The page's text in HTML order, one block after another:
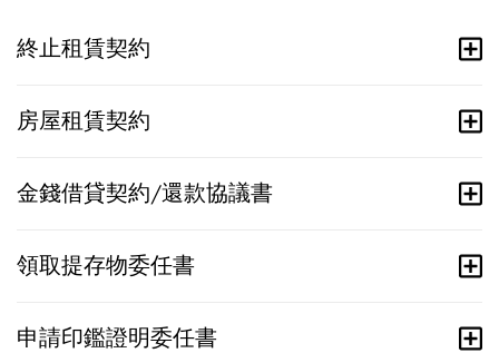
終止租賃契約
房屋租賃契約
金錢借貸契約/還款協議書
領取提存物委任書
申請印鑑證明委任書